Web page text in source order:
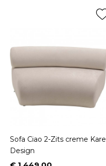
Sofa Ciao 2-Zits creme Kare
Design